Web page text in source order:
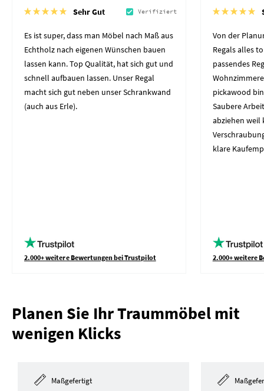
Sehr Gut Verifiziert
Es ist super, dass man Möbel nach Maß aus
Echtholz nach eigenen Wünschen bauen
lassen kann. Top Qualität, hat sich gut und
schnell aufbauen lassen. Unser Regal
macht sich gut neben unser Schrankwand
(auch aus Erle).
2.000+ weitere Bewertungen bei Trustpilot
Von der
Regals alles
passendes
pickawood
Saubere
abziehen weil
klare
2.000+ weitere
Planen Sie Ihr Traummöbel mit
wenigen Klicks
Maßgefertigt